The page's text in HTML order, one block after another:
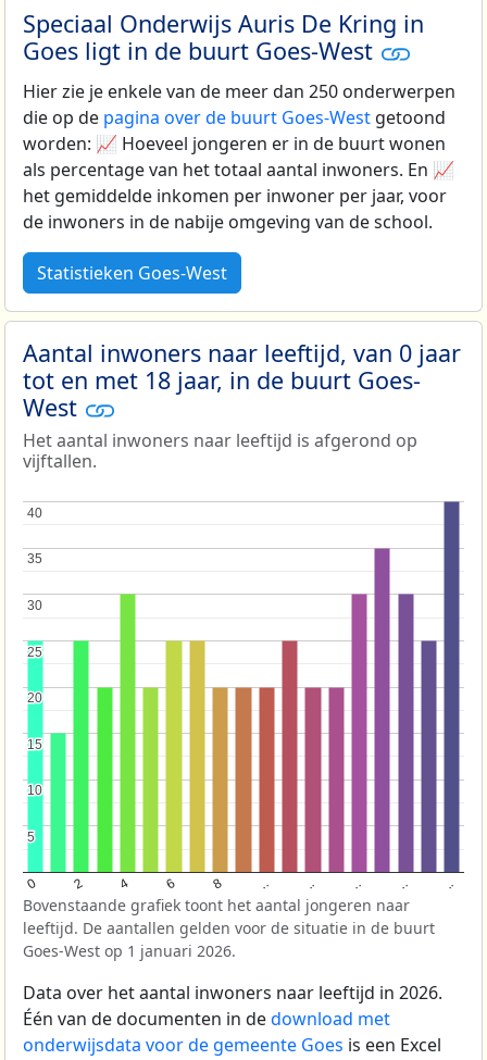
Speciaal Onderwijs Auris De Kring in
Goes ligt in de buurt Goes-West
Hier zie je enkele van de meer dan 250 onderwerpen
die op de pagina over de buurt Goes-West getoond
worden: 📈 Hoeveel jongeren er in de buurt wonen
als percentage van het totaal aantal inwoners. En 📈
het gemiddelde inkomen per inwoner per jaar, voor
de inwoners in de nabije omgeving van de school.
Statistieken Goes-West
Aantal inwoners naar leeftijd, van 0 jaar
tot en met 18 jaar, in de buurt Goes-
West
Het aantal inwoners naar leeftijd is afgerond op
vijftallen.
0 2 4 6 8 .. .. .. .. ..
5
5
10
10
15
15
20
20
25
25
30
30
35
35
40
40
Bovenstaande grafiek toont het aantal jongeren naar
leeftijd. De aantallen gelden voor de situatie in de buurt
Goes-West op 1 januari 2026.
Data over het aantal inwoners naar leeftijd in 2026.
Één van de documenten in dedownload met
onderwijsdata voor de gemeente Goes is een Excel